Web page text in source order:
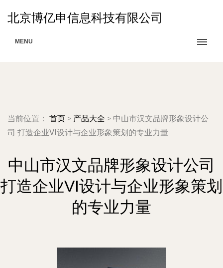
北京博亿申信息科技有限公司
MENU
当前位置： 首页 > 产品大全 > 中山市汉文品牌形象设计公
司 打造企业VI设计与企业形象策划的专业力量
中山市汉文品牌形象设计公司
打造企业VI设计与企业形象策划
的专业力量